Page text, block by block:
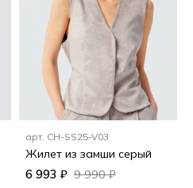
арт. CH-SS25-V03
Жилет из замши серый
6 993 ₽ 9 990 ₽